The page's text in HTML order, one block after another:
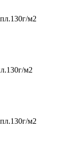
м2
м2
м2